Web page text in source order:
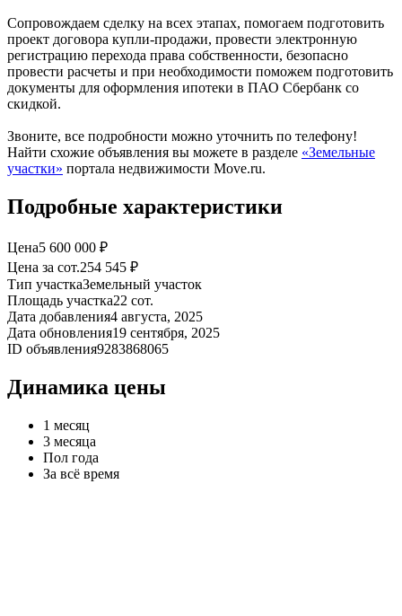
Сопровождаем сделку на всех этапах, помогаем подготовить
проект договора купли-продажи, провести электронную
регистрацию перехода права собственности, безопасно
провести расчеты и при необходимости поможем подготовить
документы для оформления ипотеки в ПАО Сбербанк со
скидкой.
Звоните, все подробности можно уточнить по телефону!
Найти схожие объявления вы можете в разделе «Земельные
участки» портала недвижимости Move.ru.
Подробные характеристики
Цена5 600 000 ₽
Цена за сот.254 545 ₽
Тип участкаЗемельный участок
Площадь участка22 сот.
Дата добавления4 августа, 2025
Дата обновления19 сентября, 2025
ID объявления9283868065
Динамика цены
1 месяц
3 месяца
Пол года
За всё время